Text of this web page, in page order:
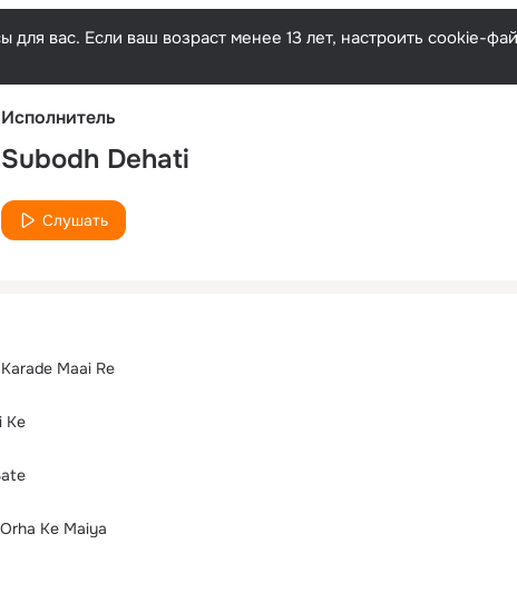
Русский
вас. Если ваш возраст менее 13 лет, настроить cookie-
Исполнитель
Subodh Dehati
Слушать
Maai Re
Ke
Ke Maiya